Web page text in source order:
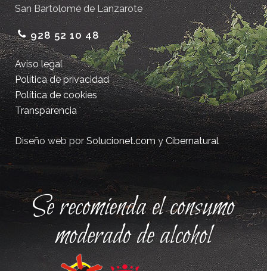
San Bartolomé de Lanzarote
928 52 10 48
Aviso legal
Política de privacidad
Política de cookies
Transparencia
Diseño web porSolucionet.comyCibernatural
Se recomienda el consumo
moderado de alcohol